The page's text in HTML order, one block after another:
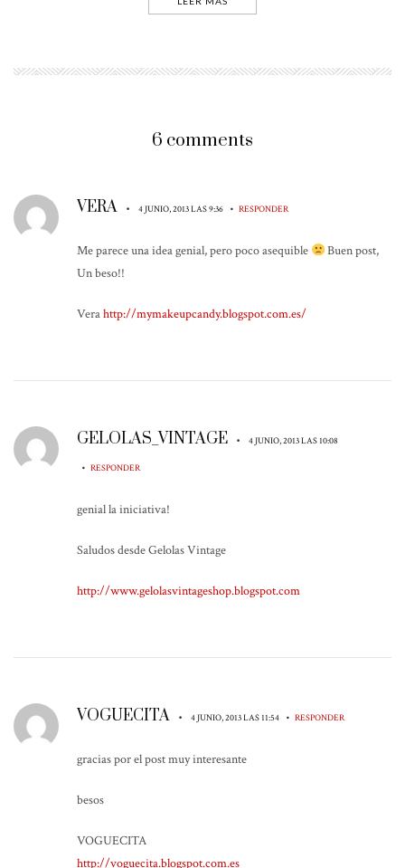
6 comments
VERA • 4 JUNIO, 2013 LAS 9:36 • RESPONDER
Me parece una idea genial, pero poco asequible
Buen post,
Un beso!!
Verahttp://mymakeupcandy.blogspot.com.es/
GELOLAS_VINTAGE • 4 JUNIO, 2013 LAS 10:08
• RESPONDER
genial la iniciativa!
Saludos desde Gelolas Vintage
http://www.gelolasvintageshop.blogspot.com
VOGUECITA • 4 JUNIO, 2013 LAS 11:54 • RESPONDER
gracias por el post muy interesante
besos
VOGUECITA
http://voguecita.blogspot.com.es